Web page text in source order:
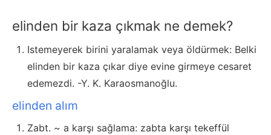
elinden bir kaza çıkmak ne demek?
Istemeyerek birini yaralamak veya öldürmek: Belki
elinden bir kaza çıkar diye evine girmeye cesaret
edemezdi. -Y. K. Karaosmanoğlu.
elinden alım
Zabt. ~ a karşı sağlama: zabta karşı tekeffül